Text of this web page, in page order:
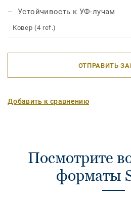
Устойчивость к УФ-лучам
Ковер (4 ref.)
ОТПРАВИТЬ
Добавить к сравнению
Посмотрите
форматы